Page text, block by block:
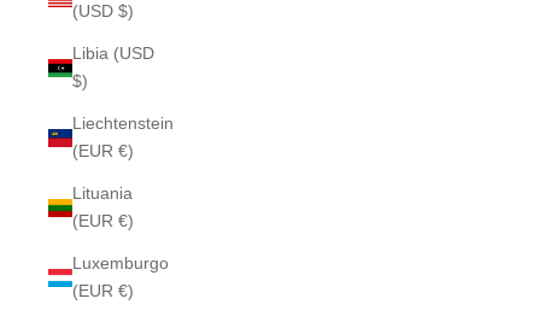
(USD $)
Libia (USD
$)
Liechtenstein
(EUR €)
Lituania
(EUR €)
Luxemburgo
(EUR €)